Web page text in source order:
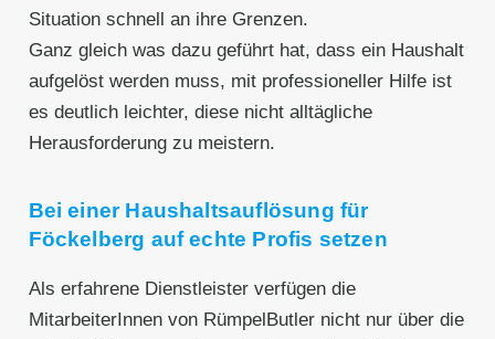
Situation schnell an ihre Grenzen.
Ganz gleich was dazu geführt hat, dass ein Haushalt
aufgelöst werden muss, mit professioneller Hilfe ist
es deutlich leichter, diese nicht alltägliche
Herausforderung zu meistern.
Bei einer Haushaltsauflösung für
Föckelberg auf echte Profis setzen
Als erfahrene Dienstleister verfügen die
MitarbeiterInnen von RümpelButler nicht nur über die